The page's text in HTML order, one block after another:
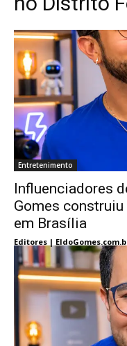
Entretenimento
Influenciadores
Gomes
em Brasília
Editores |